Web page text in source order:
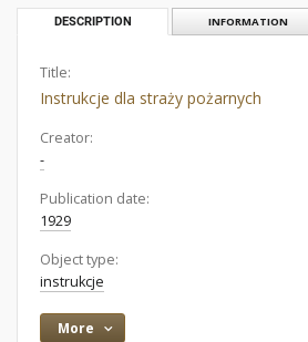
DESCRIPTION INFORMATION
Title:
Instrukcje dla straży pożarnych
Creator:
-
Publication date:
1929
Object type:
instrukcje
More